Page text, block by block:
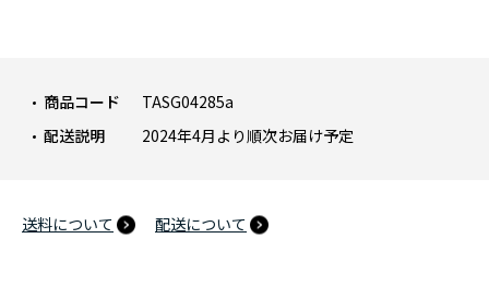
商品コード
TASG04285a
配送説明
2024年4月より順次お届け予定
送料について 配送について